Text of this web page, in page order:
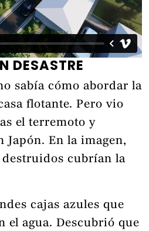
DESASTRE
sabía cómo abordar la
flotante. Pero vio
el terremoto y
Japón. En la imagen,
cubrían la
cajas azules que
el agua. Descubrió que